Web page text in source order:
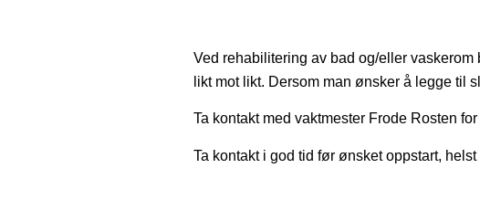
Ved rehabilitering av bad og/eller
likt mot likt. Dersom man ønsker å legge til
Ta kontakt med vaktmester Frode Rosten
Ta kontakt i god tid før ønsket oppstart, helst